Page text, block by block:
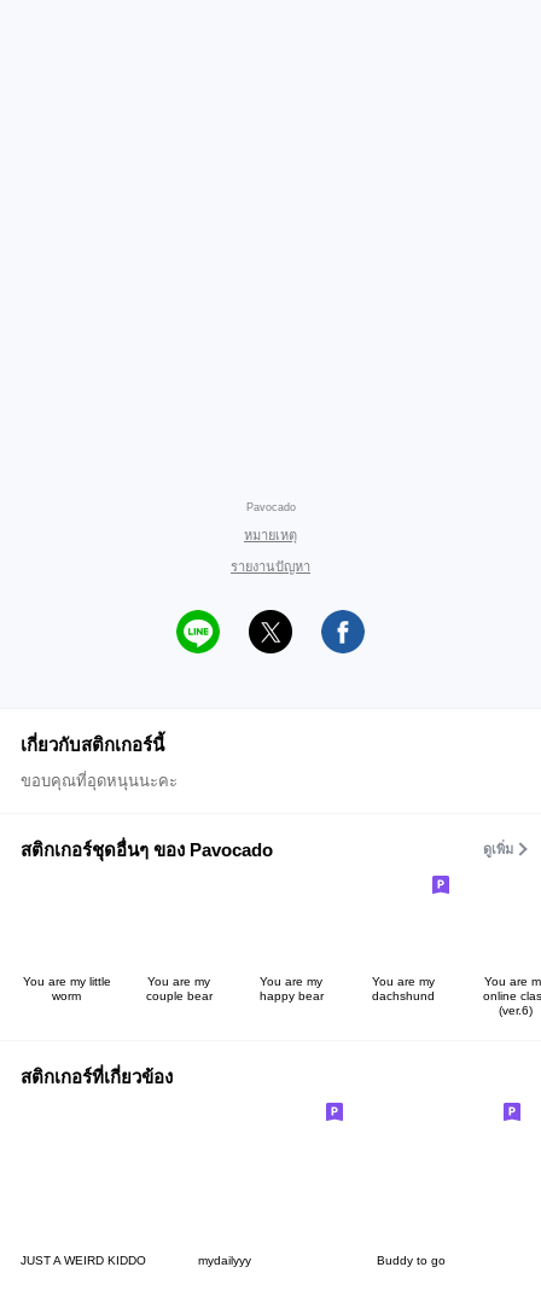
Pavocado
หมายเหตุ
รายงานปัญหา
เกี่ยวกับสติกเกอร์นี้
ขอบคุณที่อุดหนุนนะคะ
สติกเกอร์ชุดอื่นๆ ของ Pavocado ดูเพิ่ม
You are my little
worm
You are my
couple bear
You are my
happy bear
You are my
dachshund
You are
online
(ver.6)
สติกเกอร์ที่เกี่ยวข้อง
JUST A WEIRD KIDDO mydailyyy Buddy to go